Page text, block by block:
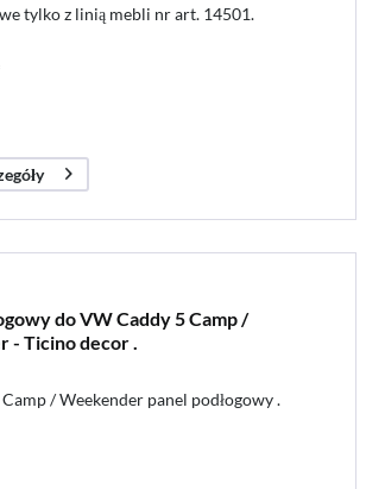
tylko z linią mebli nr art. 14501.
do VW Caddy 5 Camp /
- Ticino decor .
/ Weekender panel podłogowy .